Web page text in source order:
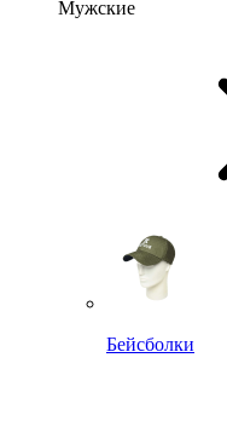
Мужские
Бейсболки